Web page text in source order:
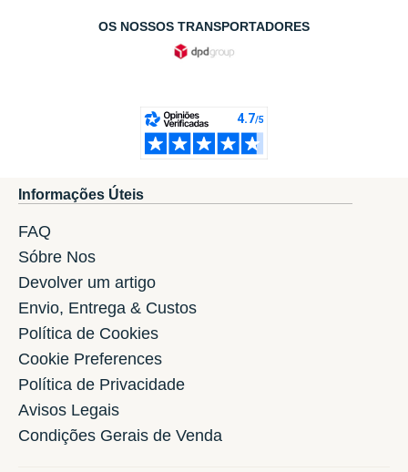
OS NOSSOS TRANSPORTADORES
Informações Úteis
FAQ
Sóbre Nos
Devolver um artigo
Envio, Entrega & Custos
Política de Cookies
Cookie Preferences
Política de Privacidade
Avisos Legais
Condições Gerais de Venda